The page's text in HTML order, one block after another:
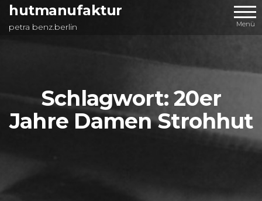
Zum
Inhalt
hutmanufaktur
petra benz.berlin Menü
Schlagwort:20er
Jahre Damen Strohhut